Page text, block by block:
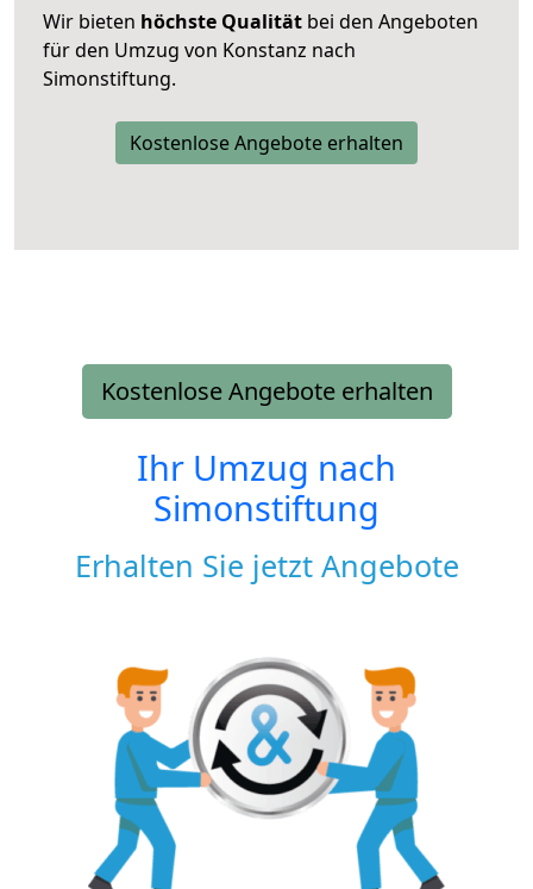
Wir bieten höchste Qualität bei den Angeboten
für den Umzug von Konstanz nach
Simonstiftung.
Kostenlose Angebote erhalten
Kostenlose Angebote erhalten
Ihr Umzug nach
Simonstiftung
Erhalten Sie jetzt Angebote